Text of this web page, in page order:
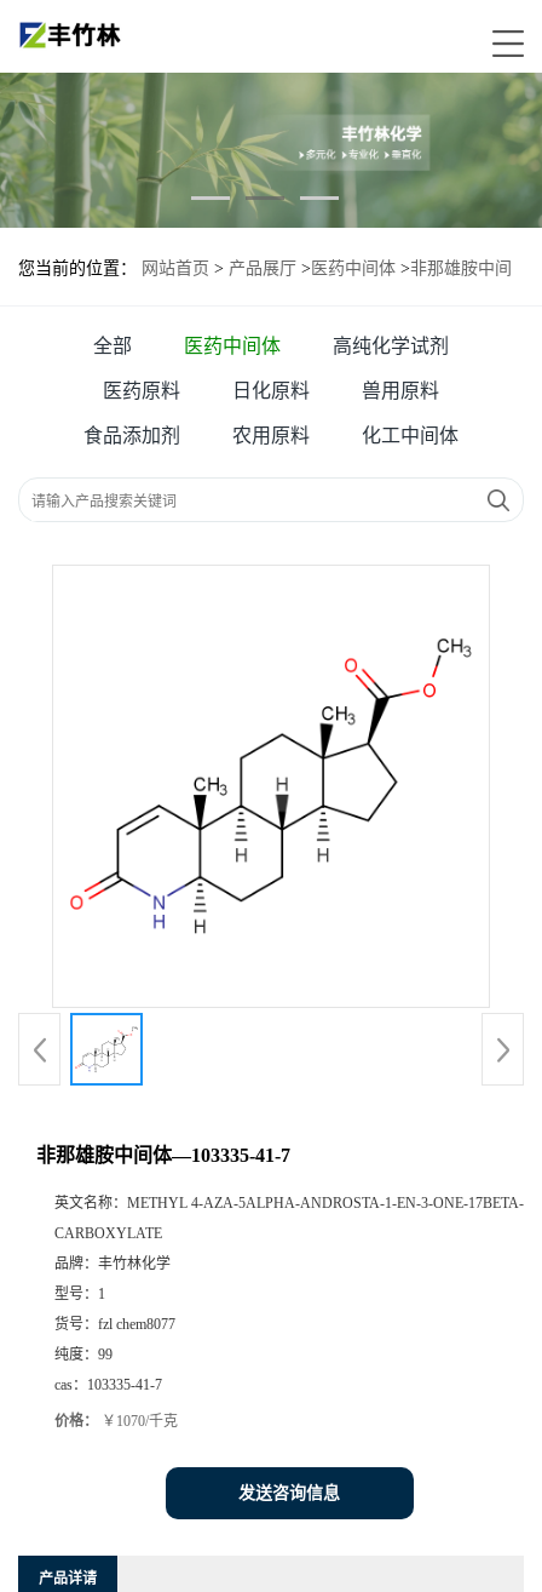
您当前的位置： 网站首页 > 产品展厅 > 医药中间体 >非那雄胺中间
全部 医药中间体 高纯化学试剂
医药原料 日化原料 兽用原料
食品添加剂 农用原料 化工中间体
非那雄胺中间体—103335-41-7
英文名称： METHYL 4-AZA-5ALPHA-ANDROSTA-1-EN-3-ONE-17BETA-
CARBOXYLATE
品牌： 丰竹林化学
型号： 1
货号： fzl chem8077
纯度： 99
cas： 103335-41-7
价格： ￥1070/千克
发送咨询信息
产品详请